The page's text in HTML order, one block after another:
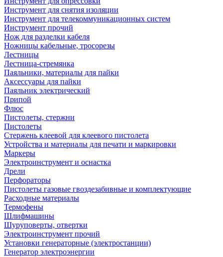
Инструмент для снятия изоляции
Инструмент для телекоммуникационных систем
Инструмент прочий
Нож для разделки кабеля
Ножницы кабельные, тросорезы
Лестницы
Лестница-стремянка
Паяльники, материалы для пайки
Аксессуары для пайки
Паяльник электрический
Припой
Флюс
Пистолеты, стержни
Пистолеты
Стержень клеевой для клеевого пистолета
Устройства и материалы для печати и маркировки
Маркеры
Электроинструмент и оснастка
Дрели
Перфораторы
Пистолеты газовые гвоздезабивные и комплектующие
Расходные материалы
Термофены
Шлифмашины
Шуруповерты, отвертки
Электроинструмент прочий
Установки генераторные (электростанции)
Генератор электроэнергии